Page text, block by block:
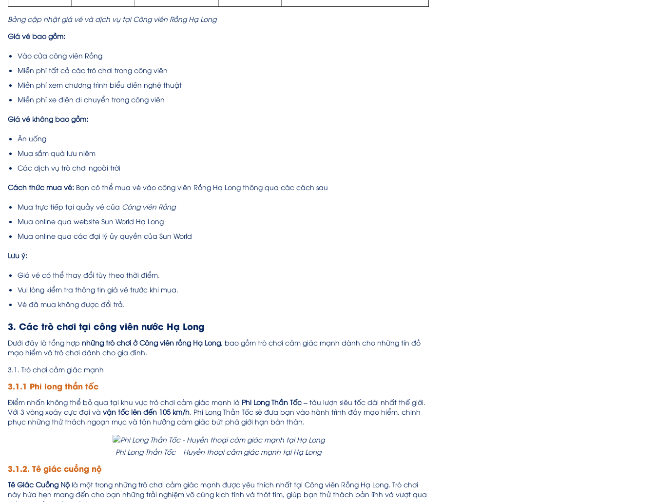
Bảng cập nhật giá vé và dịch vụ tại Công viên Rồng Hạ Long
Giá vé bao gồm:
Vào cửa công viên Rồng
Miễn phí tất cả các trò chơi trong công viên
Miễn phí xem chương trình biểu diễn nghệ thuật
Miễn phí xe điện di chuyển trong công viên
Giá vé không bao gồm:
Ăn uống
Mua sắm quà lưu niệm
Các dịch vụ trò chơi ngoài trời
Cách thức mua vé: Bạn có thể mua vé vào công viên Rồng Hạ Long thông qua các cách sau
Mua trực tiếp tại quầy vé của Công viên Rồng
Mua online qua website Sun World Hạ Long
Mua online qua các đại lý ủy quyền của Sun World
Lưu ý:
Giá vé có thể thay đổi tùy theo thời điểm.
Vui lòng kiểm tra thông tin giá vé trước khi mua.
Vé đã mua không được đổi trả.
3. Các trò chơi tại công viên nước Hạ Long
Dưới đây là tổng hợp những trò chơi ở Công viên rồng Hạ Long, bao gồm trò chơi cảm giác mạnh dành cho những tín đồ
mạo hiểm và trò chơi dành cho gia đình.
3.1. Trò chơi cảm giác mạnh
3.1.1 Phi long thần tốc
Điểm nhấn không thể bỏ qua tại khu vực trò chơi cảm giác mạnh là Phi Long Thần Tốc – tàu lượn siêu tốc dài nhất thế giới.
Với 3 vòng xoáy cực đại và vận tốc lên đến 105 km/h, Phi Long Thần Tốc sẽ đưa bạn vào hành trình đầy mạo hiểm, chinh
phục những thử thách ngoạn mục và tận hưởng cảm giác bứt phá giới hạn bản thân.
Phi Long Thần Tốc – Huyền thoại cảm giác mạnh tại Hạ Long
3.1.2. Tê giác cuồng nộ
Tê Giác Cuồng Nộlà một trong những trò chơi cảm giác mạnh được yêu thích nhất tại Công viên Rồng Hạ Long. Trò chơi
này hứa hẹn mang đến cho bạn những trải nghiệm vô cùng kịch tính và thót tim, giúp bạn thử thách bản lĩnh và vượt qua